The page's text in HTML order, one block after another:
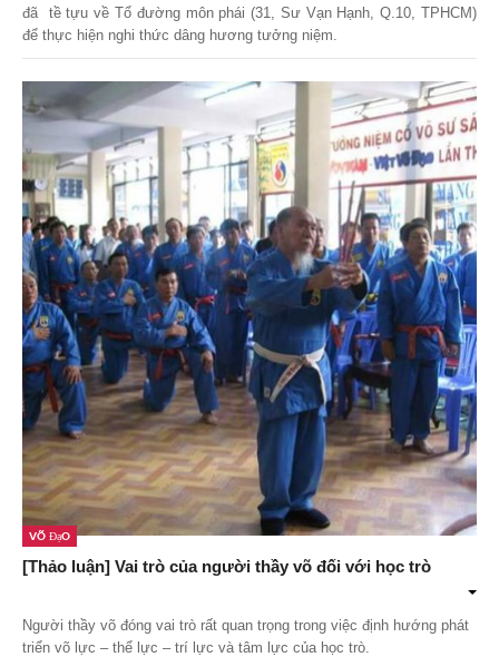
PHOTO
Khám Phá
đã tề tựu về Tổ đường môn phái (31, Sư Vạn Hạnh, Q.10, TPHCM)
để thực hiện nghi thức dâng hương tưởng niệm.
Võ Đạo
[Thảo luận] Vai trò của người thầy võ đối với học trò
Người thầy võ đóng vai trò rất quan trọng trong việc định hướng phát
triển võ lực – thể lực – trí lực và tâm lực của học trò.